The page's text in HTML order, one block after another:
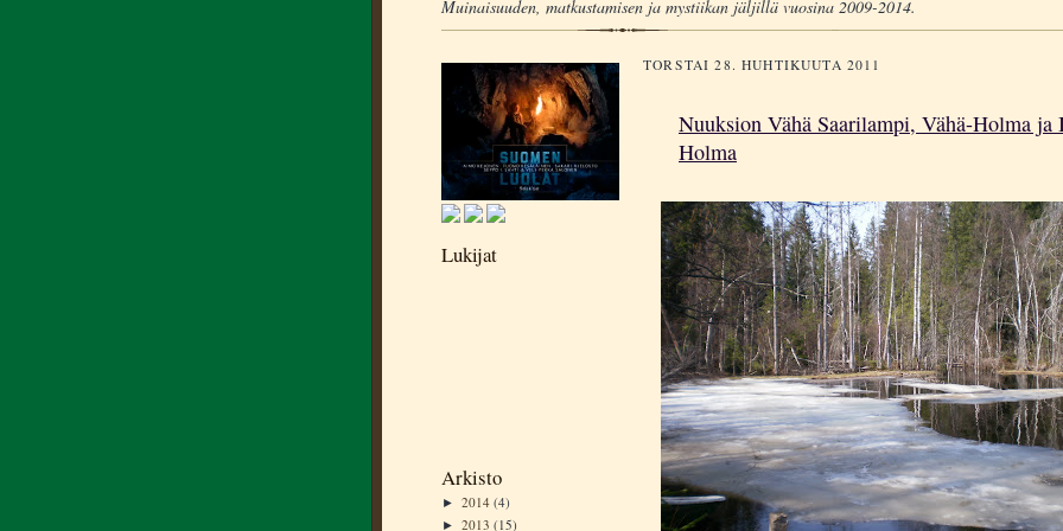
Muinaisuuden, matkustamisen ja mystiikan jäljillä vuosina 2009-2014.
Lukijat
Arkisto
► 2014 (4)
► 2013 (15)
TORSTAI 28. HUHTIKUUTA 2011
Nuuksion Vähä Saarilampi, Vähä-Holma ja
Holma